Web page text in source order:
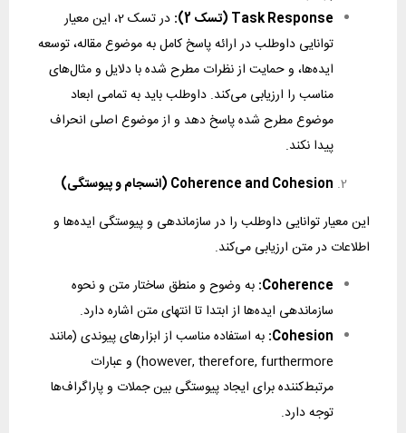
Task Response (تسک 2):
در تسک 2، این معیار
توانایی داوطلب در ارائه پاسخ کامل به موضوع مقاله، توسعه
ایده‌ها، و حمایت از نظرات مطرح شده با دلایل و مثال‌های
مناسب را ارزیابی می‌کند. داوطلب باید به تمامی ابعاد
موضوع مطرح شده پاسخ دهد و از موضوع اصلی انحراف
پیدا نکند.
Coherence and Cohesion (انسجام و پیوستگی)
این معیار توانایی داوطلب را در سازماندهی و پیوستگی ایده‌ها و
اطلاعات در متن ارزیابی می‌کند.
Coherence: به وضوح و منطق ساختار متن و نحوه
سازماندهی ایده‌ها از ابتدا تا انتهای متن اشاره دارد.
Cohesion: به استفاده مناسب از ابزارهای پیوندی (مانند
however, therefore, furthermore) و عبارات
مرتبط‌کننده برای ایجاد پیوستگی بین جملات و پاراگراف‌ها
توجه دارد.